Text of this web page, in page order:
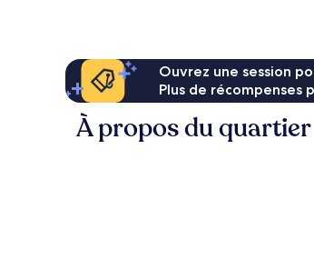
Ouvrez une session
Plus de récompenses
À propos du quartier